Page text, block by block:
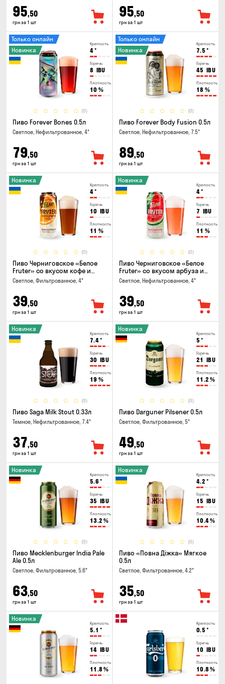
95,50
грн за 1 шт
95,50
грн за 1 шт
Крепость
4°
Горечь
8 IBU
Плотность
10 %
(0)
Только онлайн
Новинка
Пиво Forever Bones 0.5л
Светлое, Нефильтрованное, 4°
79,50
грн за 1 шт
Крепость
7.5 °
Горечь
45 IBU
Плотность
18 %
(0)
Только онлайн
Новинка
Пиво Forever Body Fusion 0.5л
Светлое, Нефильтрованное, 7.5°
89,50
грн за 1 шт
Крепость
4°
Горечь
10 IBU
Плотность
11 %
(0)
Новинка
Пиво Черниговское «Белое
Fruter» со вкусом кофе и
апельсина 0.5 л
Светлое, Фильтрованное, 4°
39,50
грн за 1 шт
Крепость
4°
Горечь
7 IBU
Плотность
11 %
(0)
Новинка
Пиво Черниговское «Белое
Fruter» со вкусом арбуза и
мяты 0.5л
Светлое, Нефильтрованное, 4°
39,50
грн за 1 шт
Крепость
7.4°
Горечь
30 IBU
Плотность
19 %
(0)
Новинка
Пиво Saga Milk Stout 0.33л
Темное, Нефильтрованное, 7.4°
37,50
грн за 1 шт
Крепость
5 °
Горечь
21 IBU
Плотность
11.2 %
(0)
Новинка
Пиво Darguner Pilsener 0.5л
Светлое, Фильтрованное, 5°
49,50
грн за 1 шт
Крепость
5.6 °
Горечь
35 IBU
Плотность
13.2 %
(0)
Новинка
Пиво Mecklenburger India Pale
Ale 0.5л
Светлое, Фильтрованное, 5.6°
63,50
грн за 1 шт
Крепость
4.2 °
Горечь
15 IBU
Плотность
10.4%
(0)
Новинка
Пиво «Повна Діжка» Мягкое
0.5л
Светлое, Фильтрованное, 4.2°
35,50
грн за 1 шт
Крепость
5.1 °
Горечь
14 IBU
Плотность
11.8 %
Новинка
Крепость
0.5 °
Горечь
10 IBU
Плотность
10.8 %